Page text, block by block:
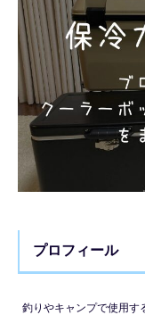
プロフィール
釣りやキャンプで使用す